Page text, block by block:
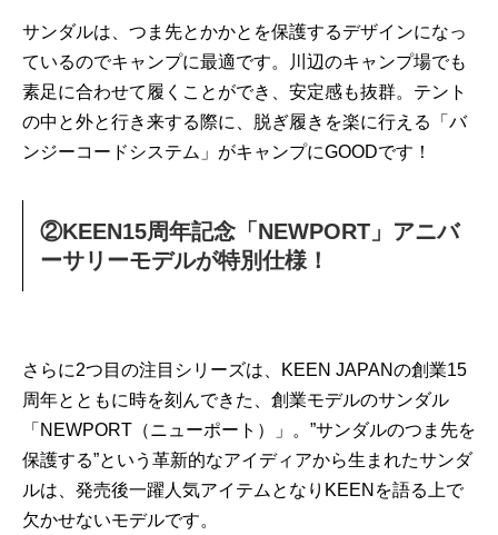
サンダルは、つま先とかかとを保護するデザインになっ
ているのでキャンプに最適です。川辺のキャンプ場でも
素足に合わせて履くことができ、安定感も抜群。テント
の中と外と行き来する際に、脱ぎ履きを楽に行える「バ
ンジーコードシステム」がキャンプにGOODです！
②KEEN15周年記念「NEWPORT」アニバ
ーサリーモデルが特別仕様！
さらに2つ目の注目シリーズは、KEEN JAPANの創業15
周年とともに時を刻んできた、創業モデルのサンダル
「NEWPORT（ニューポート）」。”サンダルのつま先を
保護する”という革新的なアイディアから生まれたサンダ
ルは、発売後一躍人気アイテムとなりKEENを語る上で
欠かせないモデルです。